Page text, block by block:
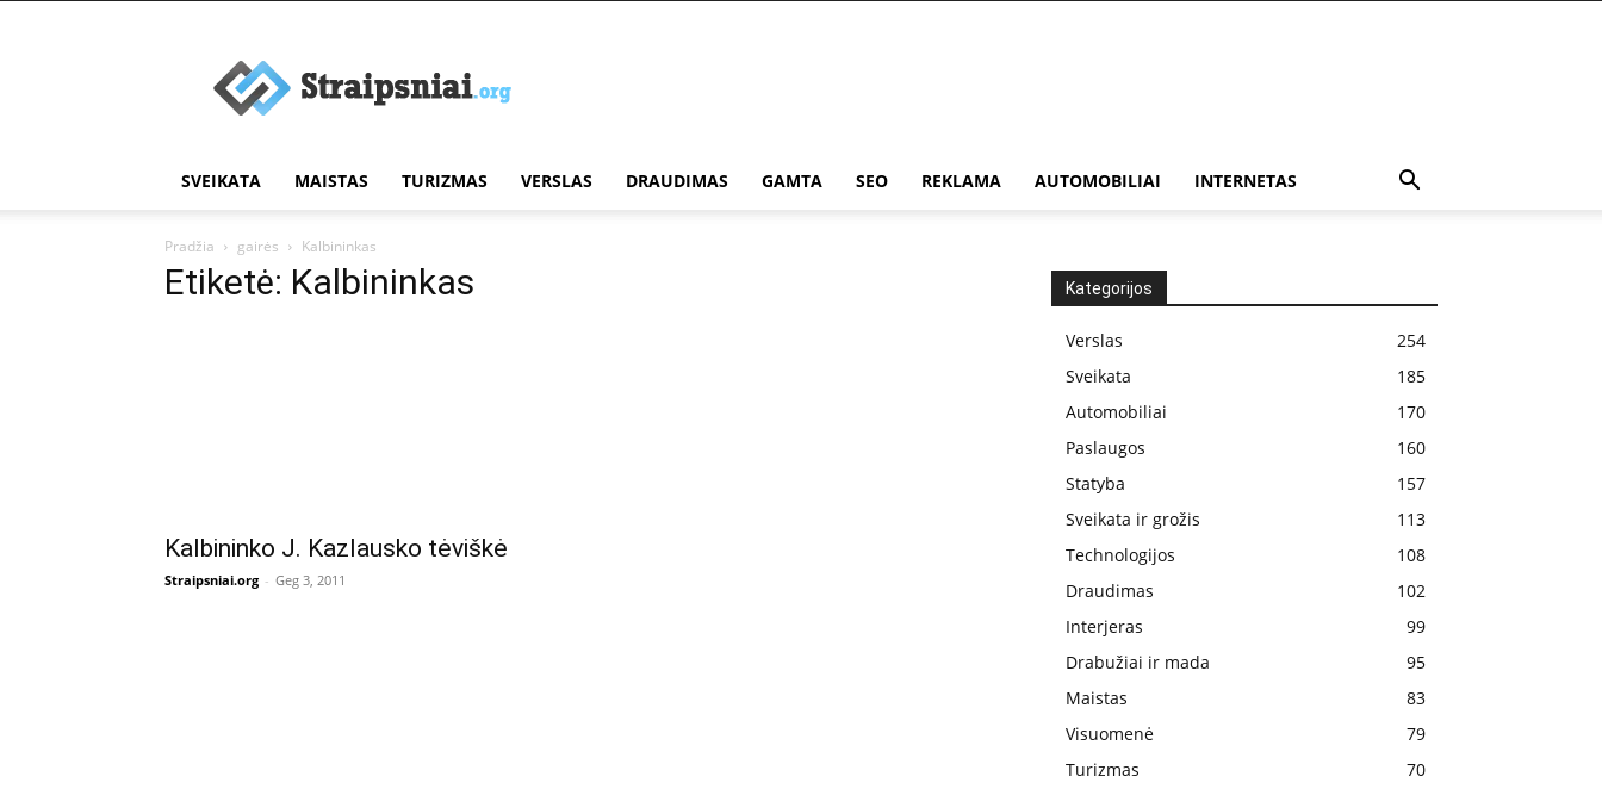
straipsniai
SVEIKATA MAISTAS TURIZMAS VERSLAS DRAUDIMAS GAMTA SEO REKLAMA AUTOMOBILIAI INTERNETAS
Pradžia gairės Kalbininkas
Etiketė: Kalbininkas
Kalbininko J. Kazlausko tėviškė
Straipsniai.org - Geg 3, 2011
Kategorijos
Verslas
254
Sveikata
185
Automobiliai
170
Paslaugos
160
Statyba
157
Sveikata ir grožis
113
Technologijos
108
Draudimas
102
Interjeras
99
Drabužiai ir mada
95
Maistas
83
Visuomenė
79
Turizmas
70